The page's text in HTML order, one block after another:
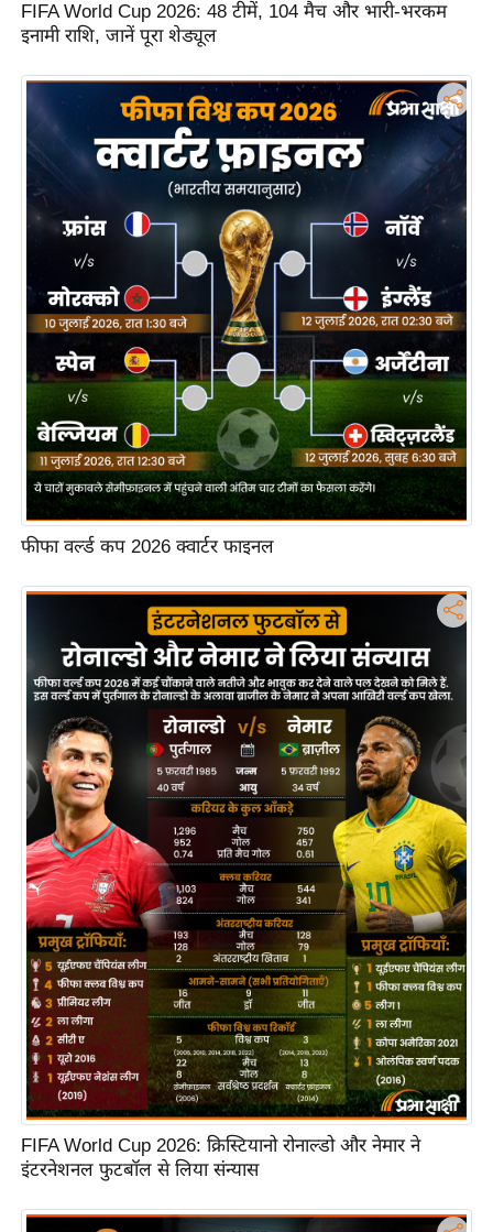
n
d
r
d
A
p
p
FIFA World Cup 2026: 48 टीमें, 104 मैच और भारी-भरकम
इनामी राशि, जानें पूरा शेड्यूल
फीफा वर्ल्ड कप 2026 क्वार्टर फाइनल
FIFA World Cup 2026: क्रिस्टियानो रोनाल्डो और नेमार ने
इंटरनेशनल फुटबॉल से लिया संन्यास